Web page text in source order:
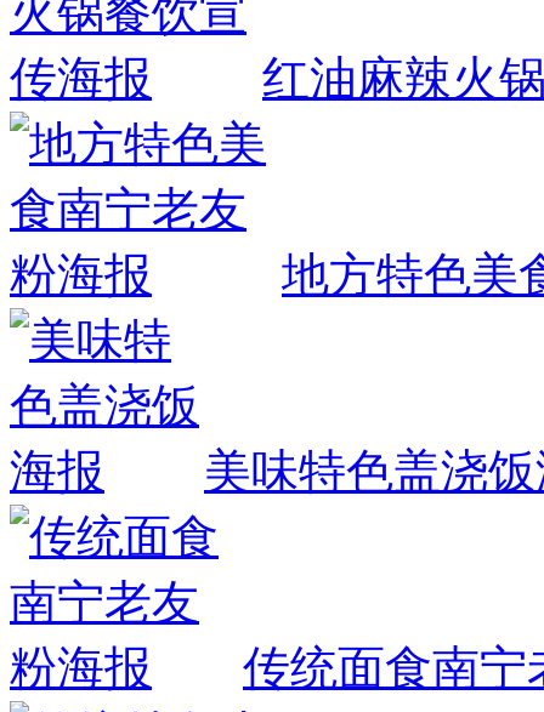
红油麻辣火
地方特色美
美味特色盖浇
传统面食南宁